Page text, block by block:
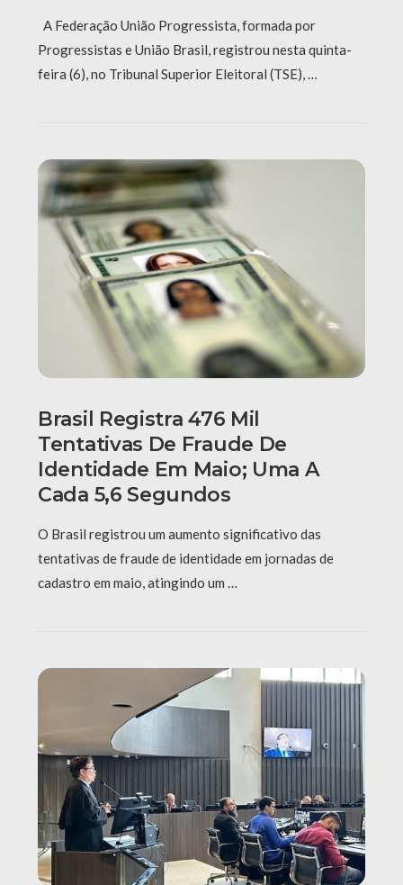
A Federação União Progressista, formada por
Progressistas e União Brasil, registrou nesta quinta-
feira (6), no Tribunal Superior Eleitoral (TSE), …
Brasil Registra 476 Mil
Tentativas De Fraude De
Identidade Em Maio; Uma A
Cada 5,6 Segundos
O Brasil registrou um aumento significativo das
tentativas de fraude de identidade em jornadas de
cadastro em maio, atingindo um …